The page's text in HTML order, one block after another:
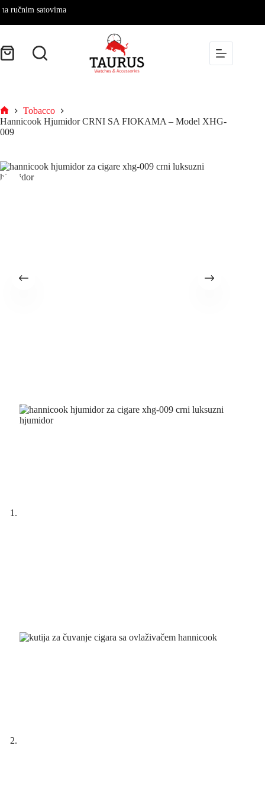
satovima
Tobacco
Hannicook Hjumidor CRNI SA FIOKAMA – Model XHG-
009